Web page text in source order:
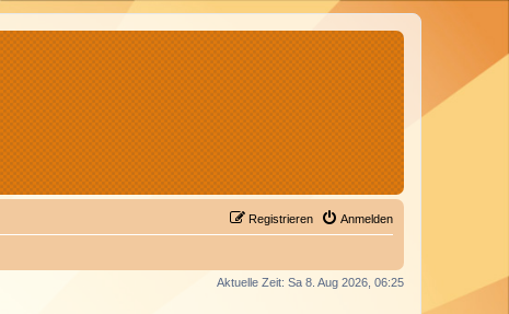
Anmelden
Registrieren
Aktuelle Zeit: Sa 8. Aug 2026, 06:25